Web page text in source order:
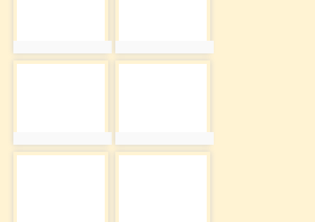
photo:589
photo:590
photo:591
photo:592